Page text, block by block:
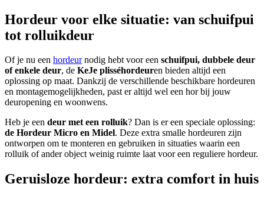
Hordeur voor elke situatie: van schuifpui
tot rolluikdeur
Of je nu een hordeurnodig hebt voor een schuifpui, dubbele deur
of enkele deur, de KeJe plisséhordeuren bieden altijd een
oplossing op maat. Dankzij de verschillende beschikbare hordeuren
en montagemogelijkheden, past er altijd wel een hor bij jouw
deuropening en woonwens.
Heb je een deur met een rolluik? Dan is er een speciale oplossing:
de Hordeur Micro en Midel. Deze extra smalle hordeuren zijn
ontworpen om te monteren en gebruiken in situaties waarin een
rolluik of ander object weinig ruimte laat voor een reguliere hordeur.
Geruisloze hordeur: extra comfort in huis